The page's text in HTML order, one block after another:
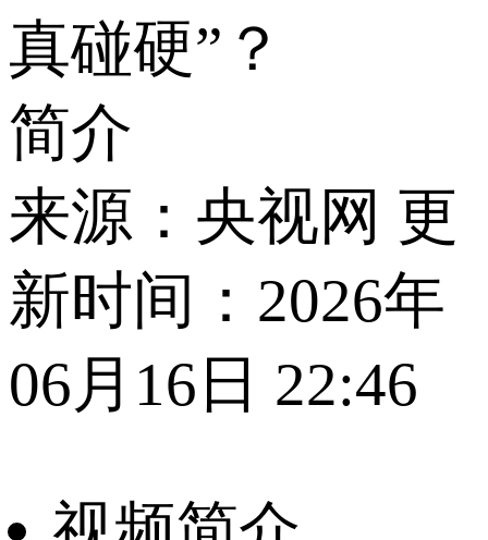
真碰硬”？
简介
来源：央视网 更
新时间：2026年
06月16日 22:46